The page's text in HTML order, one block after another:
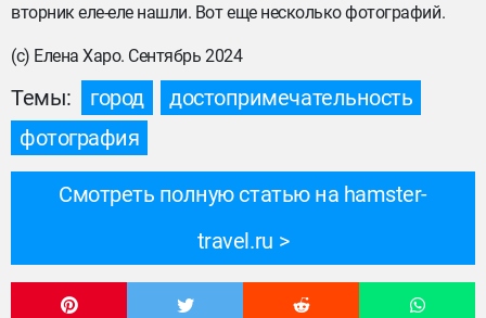
вторник еле-еле нашли. Вот еще несколько фотографий.
(с) Елена Харо. Сентябрь 2024
Темы: город
достопримечательность
фотография
Смотреть полную статью на hamster-
travel.ru